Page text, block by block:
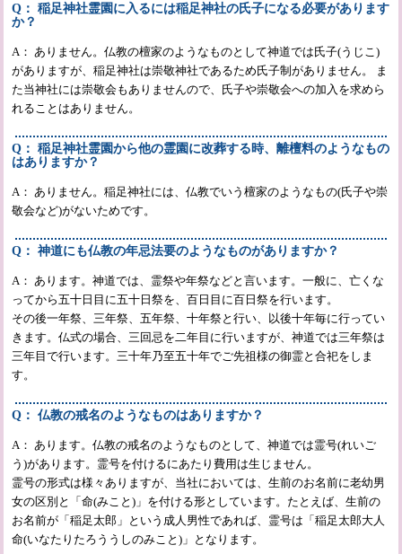
Q： 稲足神社霊園に入るには稲足神社の氏子になる必要があります
か？
A： ありません。仏教の檀家のようなものとして神道では氏子(うじこ)
がありますが、稲足神社は崇敬神社であるため氏子制がありません。 ま
た当神社には崇敬会もありませんので、氏子や崇敬会への加入を求めら
れることはありません。
Q： 稲足神社霊園から他の霊園に改葬する時、離檀料のようなもの
はありますか？
A： ありません。稲足神社には、仏教でいう檀家のようなもの(氏子や崇
敬会など)がないためです。
Q： 神道にも仏教の年忌法要のようなものがありますか？
A： あります。神道では、霊祭や年祭などと言います。一般に、亡くな
ってから五十日目に五十日祭を、百日目に百日祭を行います。
その後一年祭、三年祭、五年祭、十年祭と行い、以後十年毎に行ってい
きます。仏式の場合、三回忌を二年目に行いますが、神道では三年祭は
三年目で行います。三十年乃至五十年でご先祖様の御霊と合祀をしま
す。
Q： 仏教の戒名のようなものはありますか？
A： あります。仏教の戒名のようなものとして、神道では霊号(れいご
う)があります。霊号を付けるにあたり費用は生じません。
霊号の形式は様々ありますが、当社においては、生前のお名前に老幼男
女の区別と「命(みこと)」を付ける形としています。たとえば、生前の
お名前が「稲足太郎」という成人男性であれば、霊号は「稲足太郎大人
命(いなたりたろううしのみこと)」となります。